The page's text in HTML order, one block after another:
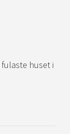
huset i